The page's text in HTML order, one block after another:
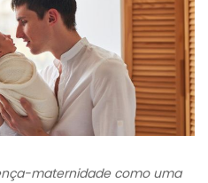
maternidade como uma